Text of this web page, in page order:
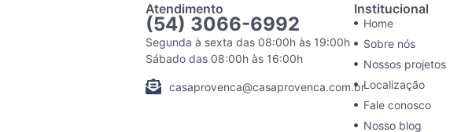
Atendimento
(54) 3066-6992
Segunda à sexta das 08:00h às 19:00h
Sábado das 08:00h às 16:00h
casaprovenca@casaprovenca.com.br
Institucional
Home
Sobre nós
Nossos projetos
Localização
Fale conosco
Nosso blog